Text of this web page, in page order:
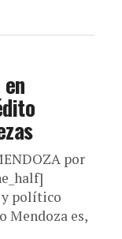
por
y político
Mendoza es,